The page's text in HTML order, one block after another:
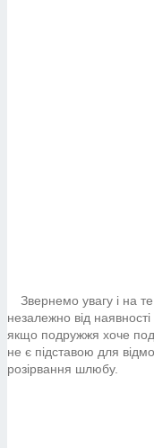
Звернемо увагу і на
незалежно від
якщо подружжя хоче
не є підставою для
розірвання шлюбу.